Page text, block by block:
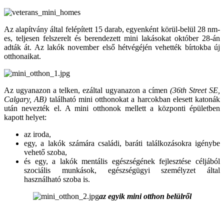
Az alapítvány által felépített 15 darab, egyenként körül-belül 28 nm-
es, teljesen felszerelt és berendezett mini lakásokat október 28-án
adták át. Az lakók november első hétvégéjén vehették bírtokba új
otthonaikat.
Az ugyanazon a telken, ezáltal ugyanazon a címen (36th Street SE,
Calgary, AB) található mini otthonokat a harcokban elesett katonák
után nevezték el. A mini otthonok mellett a központi épületben
kapott helyet:
az iroda,
egy, a lakók számára családi, baráti találkozásokra igénybe
vehető szoba,
és egy, a lakók mentális egészségének fejlesztése céljából
szociális munkások, egészségügyi személyzet által
használható szoba is.
az egyik mini otthon belülről